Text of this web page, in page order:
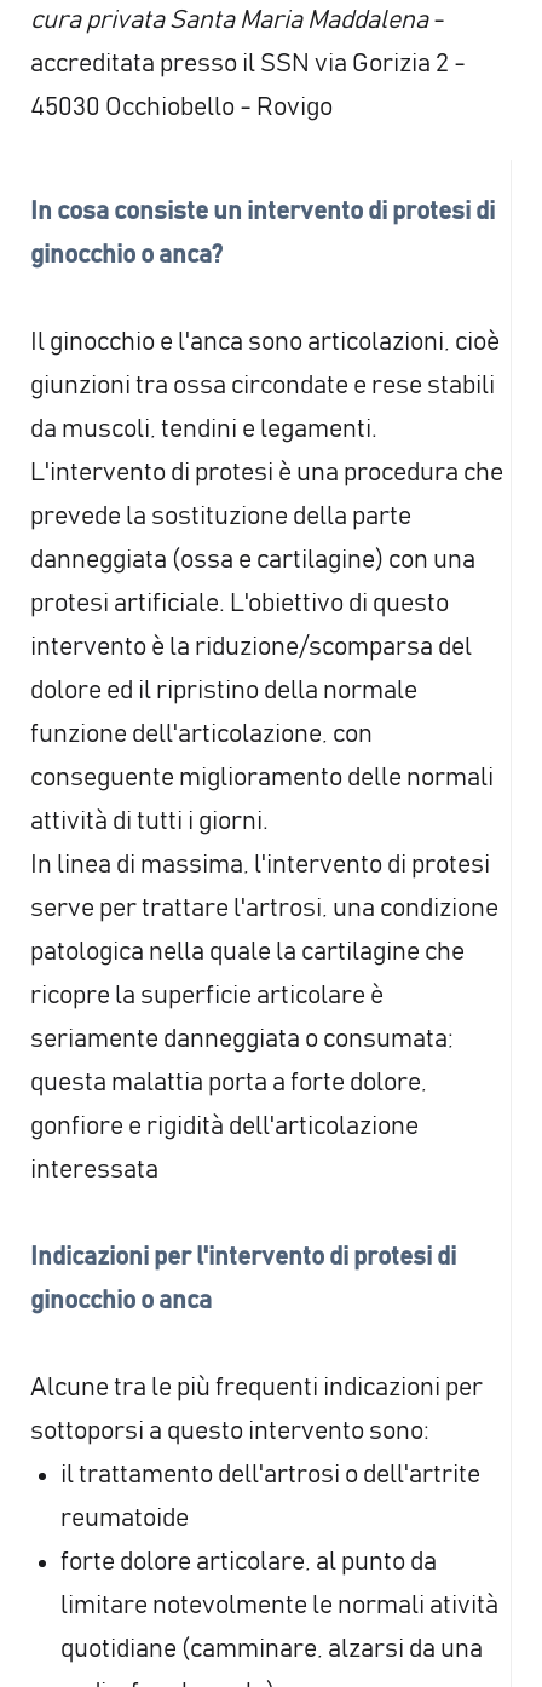
In cosa consiste un intervento di protesi di
ginocchio o anca?
Il ginocchio e l'anca sono articolazioni, cioè
giunzioni tra ossa circondate e rese stabili
da muscoli, tendini e legamenti.
L'intervento di protesi è una procedura che
prevede la sostituzione della parte
danneggiata (ossa e cartilagine) con una
protesi artificiale. L'obiettivo di questo
intervento è la riduzione/scomparsa del
dolore ed il ripristino della normale
funzione dell'articolazione, con
conseguente miglioramento delle normali
attività di tutti i giorni.
In linea di massima, l'intervento di protesi
serve per trattare l'artrosi, una condizione
patologica nella quale la cartilagine che
ricopre la superficie articolare è
seriamente danneggiata o consumata;
questa malattia porta a forte dolore,
gonfiore e rigidità dell'articolazione
interessata
Indicazioni per l'intervento di protesi di
ginocchio o anca
Alcune tra le più frequenti indicazioni per
sottoporsi a questo intervento sono:
il trattamento dell'artrosi o dell'artrite
reumatoide
forte dolore articolare, al punto da
limitare notevolmente le normali atività
quotidiane (camminare, alzarsi da una
cura privata Santa Maria Maddalena-
accreditata presso il SSN via Gorizia 2 -
45030 Occhiobello - Rovigo